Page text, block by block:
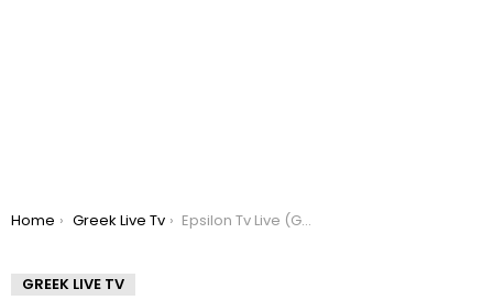
You are here:
Home Greek Live Tv Epsilon Tv Live (Greece)
GREEK LIVE TV